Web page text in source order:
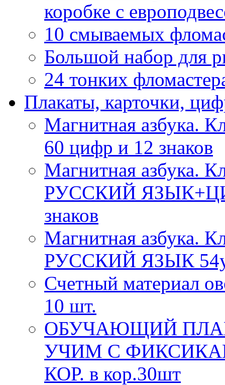
коробке с
10 смываемых
Большой набор для
24 тонких
Плакаты, карточки,
Магнитная азбука.
60 цифр и 12 знаков
Магнитная азбука.
РУССКИЙ
знаков
Магнитная азбука.
РУССКИЙ ЯЗЫК
Счетный материал
10 шт.
ОБУЧАЮЩИЙ
УЧИМ С
КОР. в кор.30шт